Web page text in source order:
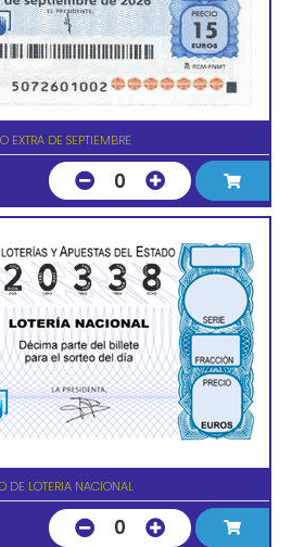
EXTRA DE SEPTIEMBRE
0
DE LOTERIA NACIONAL
0